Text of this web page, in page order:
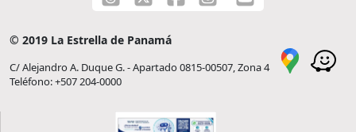
© 2019 La Estrella de Panamá
C/ Alejandro A. Duque G. - Apartado 0815-00507, Zona 4
Teléfono: +507 204-0000